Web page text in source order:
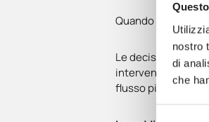
nostro
di
che
Quando il negozio
Le decisioni
intervenire prima
flusso più regolare.